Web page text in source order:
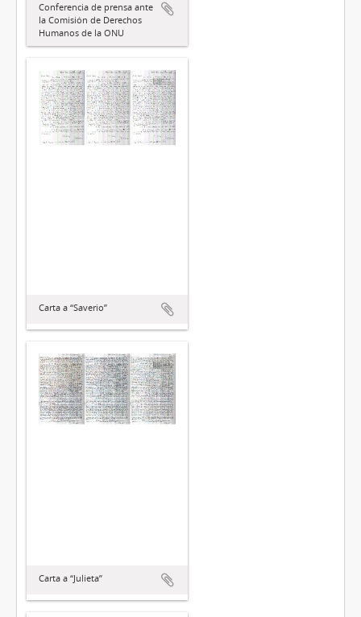
Conferencia de prensa ante
la Comisión de Derechos
Humanos de la ONU
Carta a “Saverio”
Carta a “Julieta”